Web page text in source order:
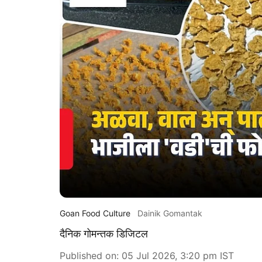
Goan Food Culture Dainik Gomantak
दैनिक गोमन्तक डिजिटल
Published on: 05 Jul 2026, 3:20 pm IST